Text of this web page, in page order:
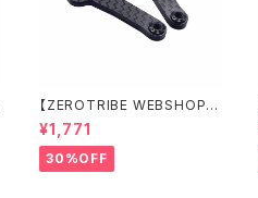
【ZEROTRIBE WEBSHOP
限定価格】RCM-X4-CSAF
カーボンフロントステアリン
グアームセット XRAY X4用
¥1,771
30%OFF